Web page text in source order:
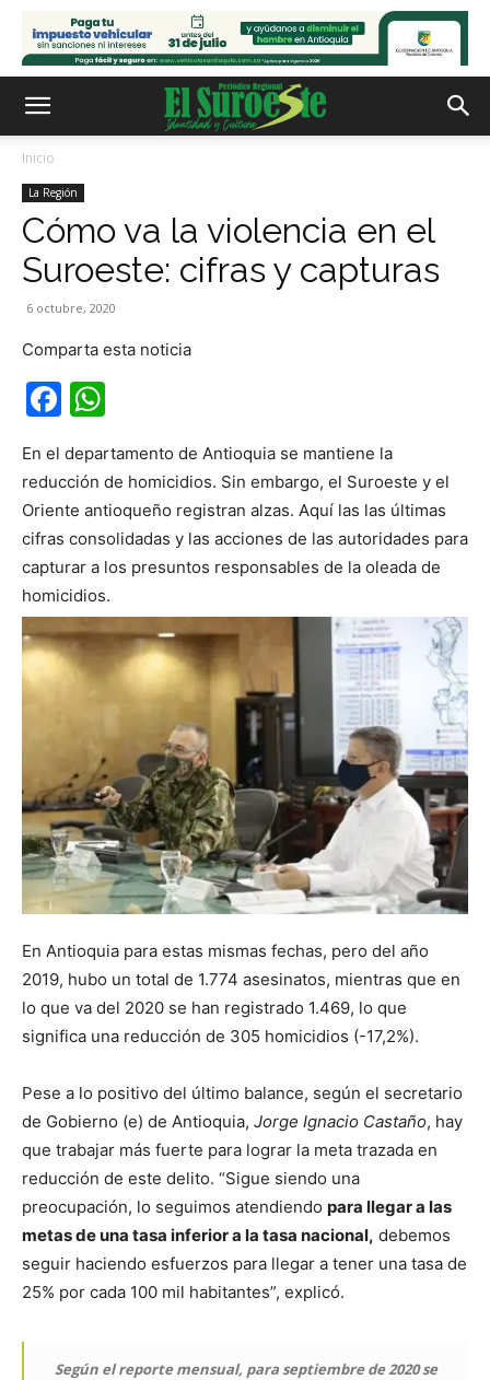
Inicio
La Región
Cómo va la violencia en el
Suroeste: cifras y capturas
6 octubre, 2020
Comparta esta noticia
Facebook
En el departamento de Antioquia se mantiene la
reducción de homicidios. Sin embargo, el Suroeste y el
Oriente antioqueño registran alzas. Aquí las las últimas
cifras consolidadas y las acciones de las autoridades para
capturar a los presuntos responsables de la oleada de
homicidios.
En Antioquia para estas mismas fechas, pero del año
2019, hubo un total de 1.774 asesinatos, mientras que en
lo que va del 2020 se han registrado 1.469, lo que
significa una reducción de 305 homicidios (-17,2%).
Pese a lo positivo del último balance, según el secretario
de Gobierno (e) de Antioquia, Jorge Ignacio Castaño, hay
que trabajar más fuerte para lograr la meta trazada en
reducción de este delito. “Sigue siendo una
preocupación, lo seguimos atendiendo para llegar a las
metas de una tasa inferior a la tasa nacional, debemos
seguir haciendo esfuerzos para llegar a tener una tasa de
25% por cada 100 mil habitantes”, explicó.
Según el reporte mensual, para septiembre de 2020 se